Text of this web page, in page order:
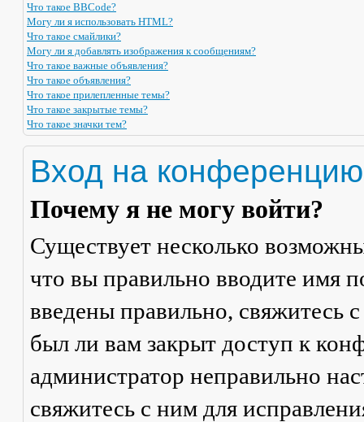
Что такое BBCode?
Могу ли я использовать HTML?
Что такое смайлики?
Могу ли я добавлять изображения к сообщениям?
Что такое важные объявления?
Что такое объявления?
Что такое прилепленные темы?
Что такое закрытые темы?
Что такое значки тем?
Вход на
Почему я не могу войти?
Существует несколько
что вы правильно вводите имя
введены правильно, свяжитесь
был ли вам закрыт доступ к
администратор неправильно
свяжитесь с ним для